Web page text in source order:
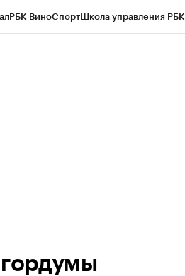
РБК ВиноСпортШкола управления РБК